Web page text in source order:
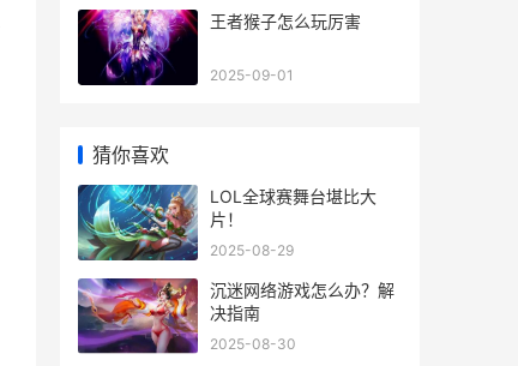
王者猴子怎么玩厉害
2025-09-01
猜你喜欢
LOL全球赛舞台堪比大
片！
2025-08-29
沉迷网络游戏怎么办？解
决指南
2025-08-30